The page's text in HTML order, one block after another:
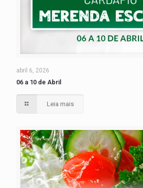
abril 6, 2026
06 a 10 de Abril
Leia mais